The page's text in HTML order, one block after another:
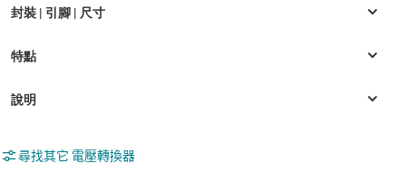
尋找其它 電壓轉換器